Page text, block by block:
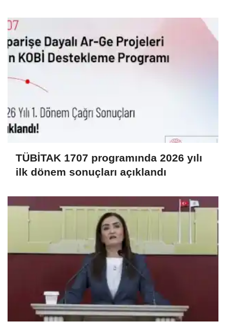
TÜBİTAK 1707 programında 2026 yılı
ilk dönem sonuçları açıklandı